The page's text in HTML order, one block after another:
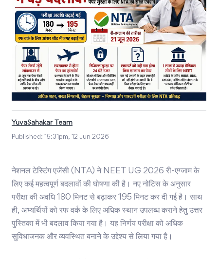
YuvaSahakar Team
Published: 15:31pm, 12 Jun 2026
नेशनल टेस्टिंग एजेंसी (NTA) ने NEET UG 2026 री-एग्जाम के
लिए कई महत्वपूर्ण बदलावों की घोषणा की है। नए नोटिस के अनुसार
परीक्षा की अवधि 180 मिनट से बढ़ाकर 195 मिनट कर दी गई है। साथ
ही, अभ्यर्थियों को रफ वर्क के लिए अधिक स्थान उपलब्ध कराने हेतु उत्तर
पुस्तिका में भी बदलाव किया गया है। यह निर्णय परीक्षा को अधिक
सुविधाजनक और व्यवस्थित बनाने के उद्देश्य से लिया गया है।